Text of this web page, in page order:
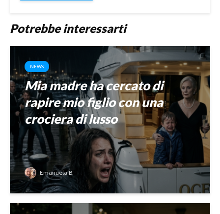
Potrebbe interessarti
NEWS
Mia madre ha cercato di
rapire mio figlio con una
crociera di lusso
Emanuela B.